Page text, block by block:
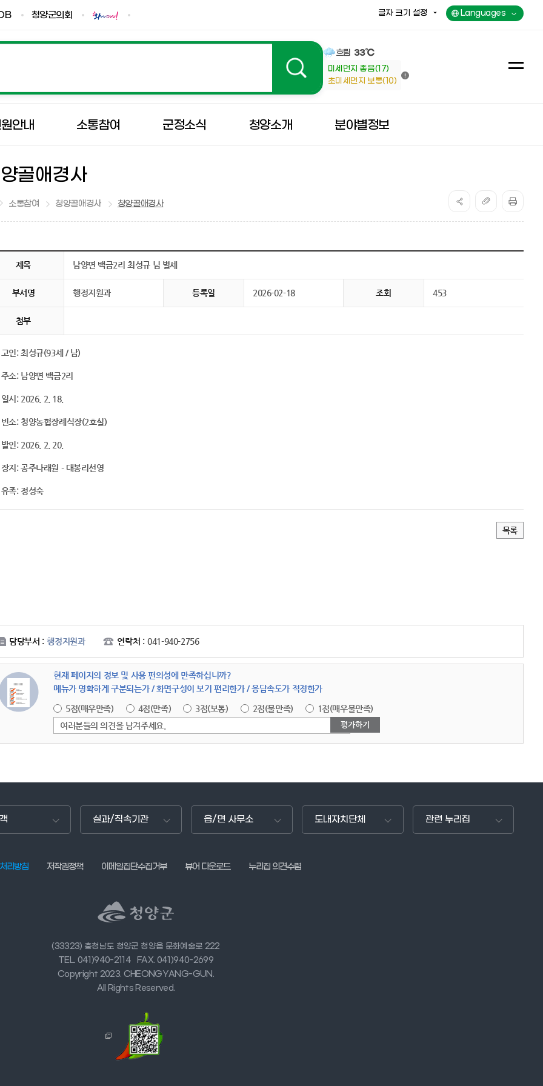
청양군의회 글자 크기 설정 Languages
흐림 33℃
미세먼지 좋음(17)
초미세먼지 보통(10)
안내 소통참여 군정소식 청양소개 분야별정보
골애경사
소통참여 청양골애경사 청양골애경사
제목 남양면 백금2리 최성규 님 별세
부서명 행정지원과 등록일 2026-02-18 조회 453
첨부
인: 최성규(93세 / 남)
소: 남양면 백금2리
시: 2026. 2. 18.
소: 청양농협장례식장(2호실)
인: 2026. 2. 20.
지: 공주나래원 - 대봉리선영
족: 정성숙
목록
담당부서 : 행정지원과 연락처 : 041-940-2756
현재 페이지의 정보 및 사용 편의성에 만족하십니까?
메뉴가 명확하게 구분되는가 / 화면구성이 보기 편리한가 / 응답속도가 적정한가
5점(매우만족) 4점(만족) 3점(보통) 2점(불만족)
1점(매우불만족)
여러분들의 의견을 남겨주세요.
실과/직속기관 읍/면 사무소 도내자치단체 관련 누리집
리방침 저작권정책 이메일집단수집거부 뷰어 다운로드 누리집 의견수렴
(33323) 충청남도 청양군 청양읍 문화예술로 222
TEL. 041)940-2114
FAX. 041)940-2699
Copyright 2023. CHEONGYANG-GUN.
All Rights Reserved.